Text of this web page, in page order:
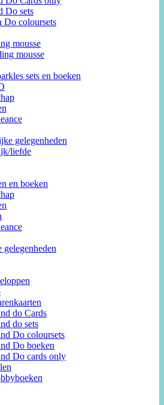
Do sets
Do coloursets
mousse
mousse
sets en boeken
gelegenheden
liefde
en boeken
gelegenheden
do Cards
do sets
Do coloursets
Do boeken
Do cards only